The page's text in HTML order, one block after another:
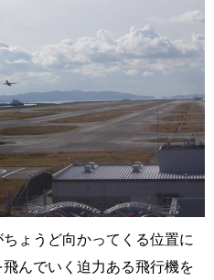
ょうど向かってくる位置に
んでいく迫力ある飛行機を